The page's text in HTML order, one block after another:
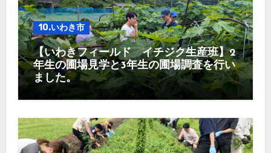
10.いわき市
【いわきフィールド イチジク生産班】2
年生の圃場見学と3年生の圃場調査を行い
ました。